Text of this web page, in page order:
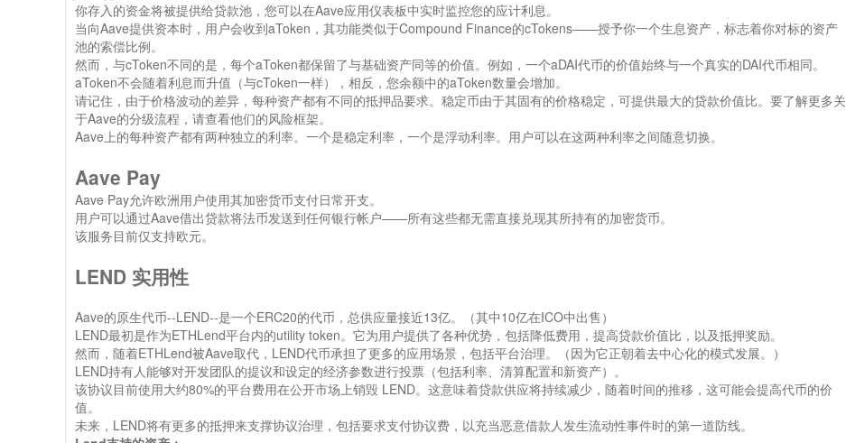
你存入的资金将被提供给贷款池，您可以在Aave应用仪表板中实时监控您的应计利息。
当向Aave提供资本时，用户会收到aToken，其功能类似于Compound Finance的cTokens——授予你一个生息资产，标志着你对标的资产
池的索偿比例。
然而，与cToken不同的是，每个aToken都保留了与基础资产同等的价值。例如，一个aDAI代币的价值始终与一个真实的DAI代币相同。
aToken不会随着利息而升值（与cToken一样），相反，您余额中的aToken数量会增加。
请记住，由于价格波动的差异，每种资产都有不同的抵押品要求。稳定币由于其固有的价格稳定，可提供最大的贷款价值比。要了解更多关
于Aave的分级流程，请查看他们的风险框架。
Aave上的每种资产都有两种独立的利率。一个是稳定利率，一个是浮动利率。用户可以在这两种利率之间随意切换。
Aave Pay
Aave Pay允许欧洲用户使用其加密货币支付日常开支。
用户可以通过Aave借出贷款将法币发送到任何银行帐户——所有这些都无需直接兑现其所持有的加密货币。
该服务目前仅支持欧元。
LEND 实用性
Aave的原生代币--LEND--是一个ERC20的代币，总供应量接近13亿。（其中10亿在ICO中出售）
LEND最初是作为ETHLend平台内的utility token。它为用户提供了各种优势，包括降低费用，提高贷款价值比，以及抵押奖励。
然而，随着ETHLend被Aave取代，LEND代币承担了更多的应用场景，包括平台治理。（因为它正朝着去中心化的模式发展。）
LEND持有人能够对开发团队的提议和设定的经济参数进行投票（包括利率、清算配置和新资产）。
该协议目前使用大约80%的平台费用在公开市场上销毁 LEND。这意味着贷款供应将持续减少，随着时间的推移，这可能会提高代币的价
值。
未来，LEND将有更多的抵押来支撑协议治理，包括要求支付协议费，以充当恶意借款人发生流动性事件时的第一道防线。